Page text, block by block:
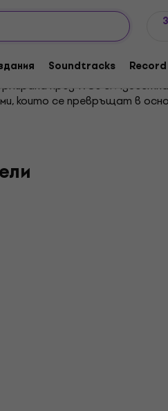
Soundtracks
през 1980 г.
които се превръщат в